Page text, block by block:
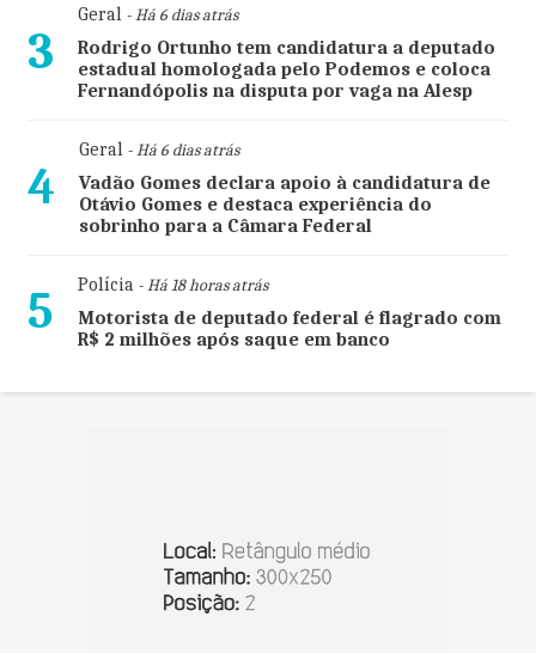
3
Geral- Há 6 dias atrás
Rodrigo Ortunho tem candidatura a deputado
estadual homologada pelo Podemos e coloca
Fernandópolis na disputa por vaga na Alesp
4
Geral- Há 6 dias atrás
Vadão Gomes declara apoio à candidatura de
Otávio Gomes e destaca experiência do
sobrinho para a Câmara Federal
5 Polícia- Há 18 horas atrás
Motorista de deputado federal é flagrado com
R$ 2 milhões após saque em banco